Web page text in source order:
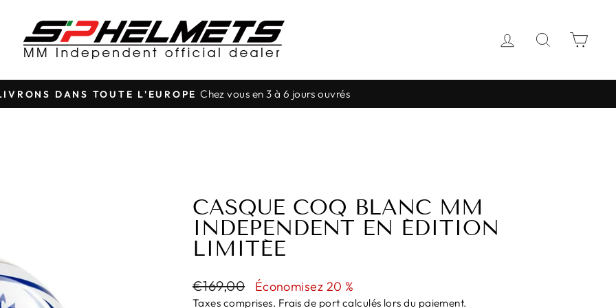
SE
Mettre
DANS TOUTE L'EUROPE Chez vous en 3 à 6 jours ouvrés
CASQUE COQ BLANC MM
INDEPENDENT EN ÉDITION
LIMITÉE
Prix
normal
€169,00
Prix
réduit
Économisez 20 %
Taxes comprises. Frais de port calculés lors du paiement.